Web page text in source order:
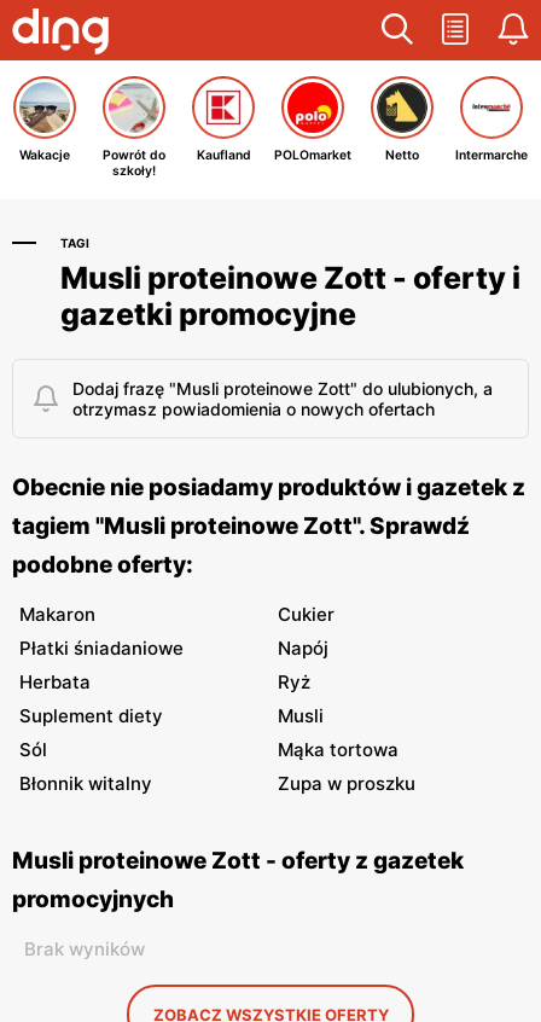
Wakacje
Powrót do
szkoły!
Kaufland POLOmarket Netto Intermarche
TAGI
Musli proteinowe Zott - oferty i
gazetki promocyjne
Dodaj frazę "Musli proteinowe Zott" do ulubionych, a
otrzymasz powiadomienia o nowych ofertach
Obecnie nie posiadamy produktów i gazetek z
tagiem "Musli proteinowe Zott". Sprawdź
podobne oferty:
Makaron
Cukier
Płatki śniadaniowe
Napój
Herbata
Ryż
Suplement diety
Musli
Sól
Mąka tortowa
Błonnik witalny
Zupa w proszku
Musli proteinowe Zott - oferty z gazetek
promocyjnych
Brak wyników
ZOBACZ WSZYSTKIE OFERTY